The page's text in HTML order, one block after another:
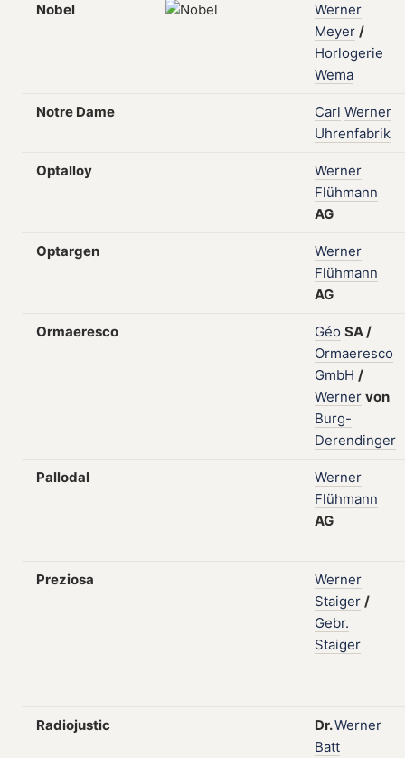
Nobel
Werner
Meyer /
Horlogerie
Wema
Notre Dame Carl Werner
Uhrenfabrik
Optalloy
Werner
Flühmann
AG
Optargen
Werner
Flühmann
AG
Ormaeresco Géo SA/
Ormaeresco
GmbH /
Werner von
Burg-
Derendinger
Pallodal
Werner
Flühmann
AG
Preziosa
Werner
Staiger /
Gebr.
Staiger
Radiojustic Dr.Werner
Batt